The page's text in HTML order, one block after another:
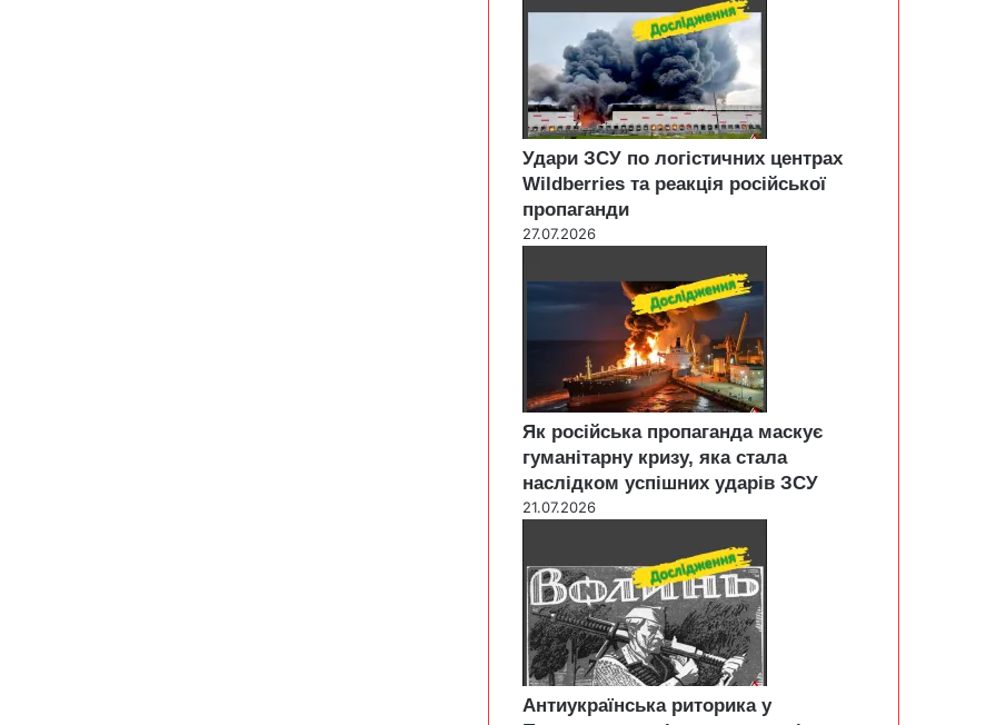
Удари ЗСУ по логістичних центрах
Wildberries та реакція російської
пропаганди
27.07.2026
Як російська пропаганда маскує
гуманітарну кризу, яка стала
наслідком успішних ударів ЗСУ
21.07.2026
Антиукраїнська риторика у